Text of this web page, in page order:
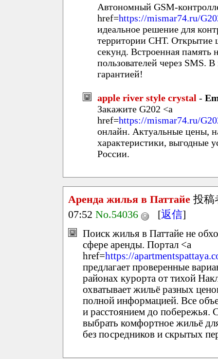
Автономный GSM-
href=https://mismar74.ru/
идеальное решение для
территории СНТ. Открытие
секунд. Встроенная память
пользователей через SMS.
гарантией!
apple river style crystal -
Закажите G202 <a
href=https://mismar74.ru/
онлайн. Актуальные цены,
характеристики, выгодные
России.
Аренда жилья в Паттайе 投稿
07:52 No.54036 [返信]
Поиск жилья в Паттайе не
сфере аренды. Портал <a
href=https://
предлагает проверенные
районах курорта от тихой
охватывает жильё разных
полной информацией. Все
и расстоянием до побережья.
выбрать комфортное жильё
без посредников и скрытых